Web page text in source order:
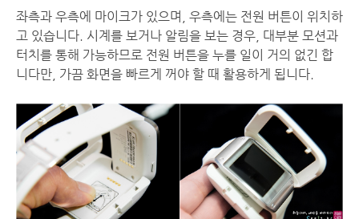
좌측과 우측에 마이크가 있으며, 우측에는 전원 버튼이 위치하
고 있습니다. 시계를 보거나 알림을 보는 경우, 대부분 모션과
터치를 통해 가능하므로 전원 버튼을 누를 일이 거의 없긴 합
니다만, 가끔 화면을 빠르게 꺼야 할 때 활용하게 됩니다.